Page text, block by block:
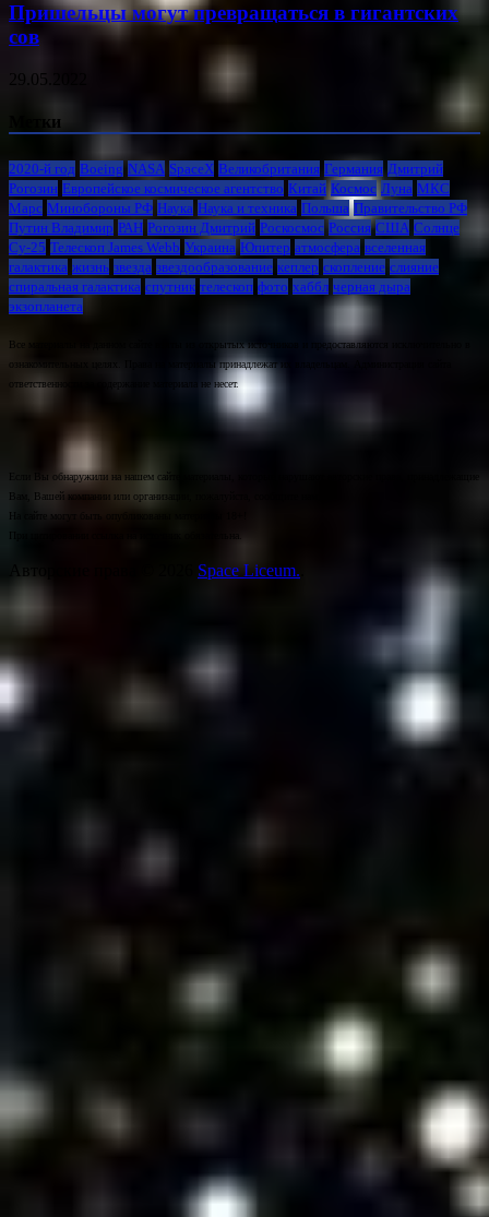
Пришельцы могут превращаться в гигантских
сов
29.05.2022
Метки
2020-й год Boeing NASA SpaceX Великобритания Германия Дмитрий
Рогозин Европейское космическое агентство Китай Космос Луна МКС
Марс Минoбороны РФ Наука Наука и техника Польша Правительство РФ
Путин Владимир РАН Рогозин Дмитрий Роскосмос Россия США Солнце
Су-25 Телескоп James Webb Украина Юпитер атмосфера вселенная
галактика жизнь звезда звездообразование кеплер скопление слияние
спиральная галактика спутник телескоп фото хаббл черная дыра
экзопланета
Все материалы на данном сайте взяты из открытых источников и предоставляются исключительно в
ознакомительных целях. Права на материалы принадлежат их владельцам. Администрация сайта
ответственности за содержание материала не несет.
Если Вы обнаружили на нашем сайте материалы, которые нарушают авторские права, принадлежащие
Вам, Вашей компании или организации, пожалуйста, сообщите нам.
На сайте могут быть опубликованы материалы 18+!
Space Liceum.